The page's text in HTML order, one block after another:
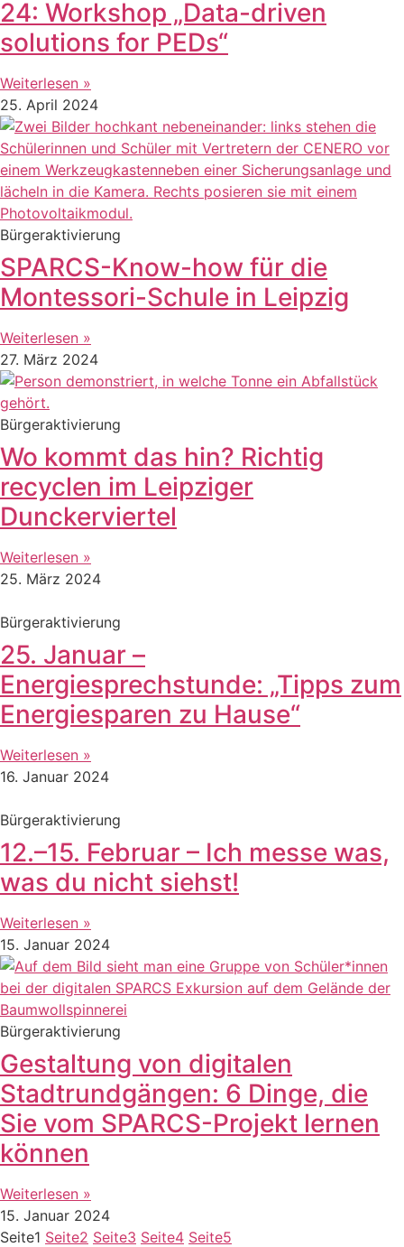
24: Workshop „Data-driven
solutions for PEDs“
Weiterlesen »
25. April 2024
Bürgeraktivierung
SPARCS-Know-how für die
Montessori-Schule in Leipzig
Weiterlesen »
27. März 2024
Bürgeraktivierung
Wo kommt das hin? Richtig
recyclen im Leipziger
Dunckerviertel
Weiterlesen »
25. März 2024
Bürgeraktivierung
25. Januar –
Energiesprechstunde: „Tipps zum
Energiesparen zu Hause“
Weiterlesen »
16. Januar 2024
Bürgeraktivierung
12.–15. Februar – Ich messe was,
was du nicht siehst!
Weiterlesen »
15. Januar 2024
Bürgeraktivierung
Gestaltung von digitalen
Stadtrundgängen: 6 Dinge, die
Sie vom SPARCS-Projekt lernen
können
Weiterlesen »
15. Januar 2024
Seite1 Seite2 Seite3 Seite4 Seite5